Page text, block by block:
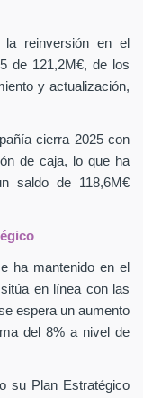
reinversión en el
de 121,2M€, de los
y actualización,
cierra 2025 con
de caja, lo que ha
saldo de 118,6M€
ha mantenido en el
en línea con las
espera un aumento
del 8% a nivel de
su Plan Estratégico